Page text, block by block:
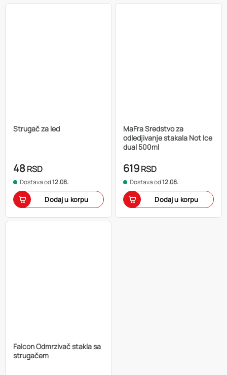
Strugač za led
48RSD
Dostava od12.08.
Dodaj u korpu
MaFra Sredstvo za
odledjivanje stakala Not Ice
dual 500ml
619RSD
Dostava od12.08.
Dodaj u korpu
Falcon Odmrzivač stakla sa
strugačem